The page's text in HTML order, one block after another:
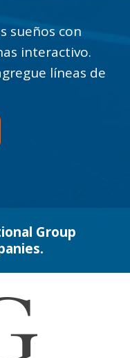
sueños con
interactivo.
líneas de
Group